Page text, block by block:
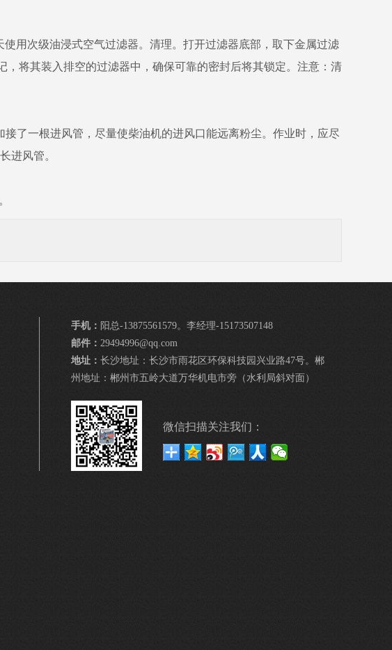
用次级油浸式空气过滤器。清理。打开过滤器底部，取下金属过滤
将其装入排空的过滤器中，确保可靠的密封后将其锁定。注意：清
一根进风管，尽量使柴油机的进风口能远离粉尘。作业时，应尽
进风管。
。
手机： 阳总-13875561579。李经理-15173507148
邮件： 29494996@qq.com
地址： 长沙地址：长沙市雨花区环保科技园兴业路47号。郴
州地址：郴州市五岭大道万华机电市旁（水利局斜对面）
微信扫描关注我们：